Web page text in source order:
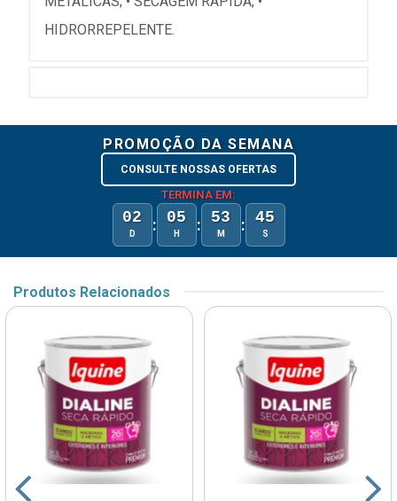
HIDRORREPELENTE.
PROMOÇÃO DA SEMANA
CONSULTE NOSSAS OFERTAS
TERMINA EM:
02
D : 05
H : 53
M : 45
S
Produtos Relacionados